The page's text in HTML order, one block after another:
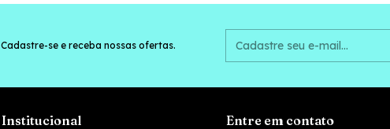
Cadastre-se e receba nossas ofertas.
Institucional Entre em contato